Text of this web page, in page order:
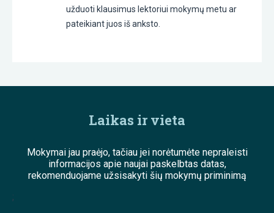
užduoti klausimus lektoriui mokymų metu ar
pateikiant juos iš anksto.
Laikas ir vieta
Mokymai jau praėjo, tačiau jei norėtumėte nepraleisti
informacijos apie naujai paskelbtas datas,
rekomenduojame užsisakyti šių mokymų priminimą
;